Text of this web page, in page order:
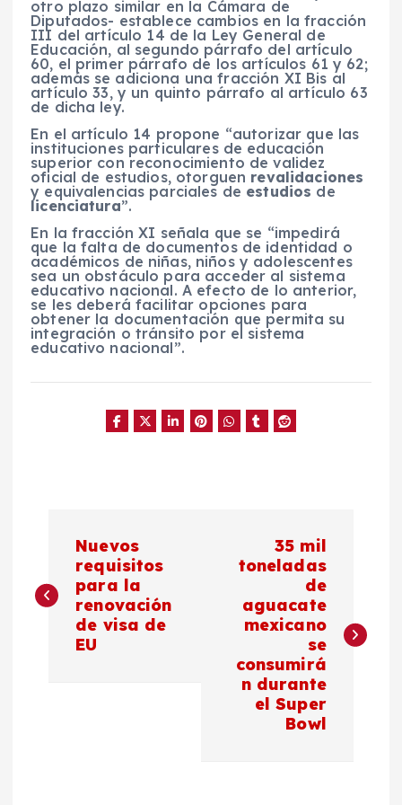
otro plazo similar en la Cámara de
Diputados- establece cambios en la fracción
III del artículo 14 de la Ley General de
Educación, al segundo párrafo del artículo
60, el primer párrafo de los artículos 61 y 62;
además se adiciona una fracción XI Bis al
artículo 33, y un quinto párrafo al artículo 63
de dicha ley.
En el artículo 14 propone “autorizar que las
instituciones particulares de educación
superior con reconocimiento de validez
oficial de estudios, otorguen revalidaciones
y equivalencias parciales de estudios de
licenciatura”.
En la fracción XI señala que se “impedirá
que la falta de documentos de identidad o
académicos de niñas, niños y adolescentes
sea un obstáculo para acceder al sistema
educativo nacional. A efecto de lo anterior,
se les deberá facilitar opciones para
obtener la documentación que permita su
integración o tránsito por el sistema
educativo nacional”.
a
v
c
Nuevos
requisitos
para la
renovación
de visa de
EU
35 mil
toneladas
de
aguacate
mexicano
se
consumirá
n durante
el Super
Bowl